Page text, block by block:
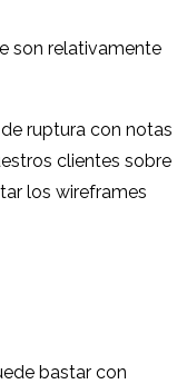
son relativamente
ruptura con notas
clientes sobre
los wireframes
bastar con